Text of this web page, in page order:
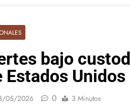
bajo
Unidos
05/2026 0 3 Minutos